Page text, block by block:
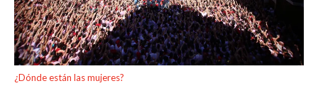
¿Dónde están las mujeres?